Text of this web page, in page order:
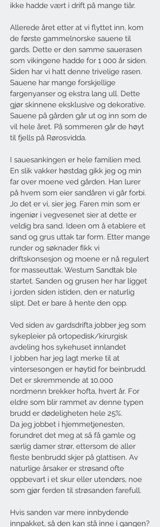
ikke hadde vært i drift på mange tiår.
Allerede året etter at vi flyttet inn, kom
de første gammelnorske sauene til
gards. Dette er den samme sauerasen
som vikingene hadde for 1 000 år siden.
Siden har vi hatt denne trivelige rasen.
Sauene har mange forskjellige
fargenyanser og ekstra lang ull. Dette
gjør skinnene eksklusive og dekorative.
Sauene på gården går ut og inn som de
vil hele året. På sommeren går de høyt
til fjells på Rørosvidda.
I sauesankingen er hele familien med.
En slik vakker høstdag gikk jeg og min
far over moene ved gården. Han lurer
på hvem som eier sandåren vi går forbi.
Jo det er vi, sier jeg. Faren min som er
ingeniør i vegvesenet sier at dette er
veldig bra sand. Ideen om å etablere et
sand og grus uttak tar form. Etter mange
runder og søknader fikk vi
driftskonsesjon og moene er nå regulert
for masseuttak. Westum Sandtak ble
startet. Sanden og grusen her har ligget
i jorden siden istiden, den er naturlig
slipt. Det er bare å hente den opp.
Ved siden av gardsdrifta jobber jeg som
sykepleier på ortopedisk/kirurgisk
avdeling hos sykehuset innlandet
I jobben har jeg lagt merke til at
vintersesongen er høytid for beinbrudd.
Det er skremmende at 10.000
nordmenn brekker hofta, hvert år. For
eldre som blir rammet av denne typen
brudd er dødeligheten hele 25%.
Da jeg jobbet i hjemmetjenesten,
forundret det meg at så få gamle og
særlig damer strør, ettersom de aller
fleste benbrudd skjer på glattisen. Av
naturlige årsaker er strøsand ofte
oppbevart i et skur eller utendørs, noe
som gjør ferden til strøsanden farefull.
Hvis sanden var mere innbydende
innpakket, så den kan stå inne i gangen?